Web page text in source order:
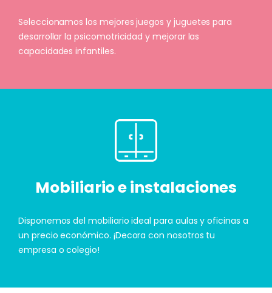
Seleccionamos los mejores juegos y juguetes para
desarrollar la psicomotricidad y mejorar las
capacidades infantiles.
Mobiliario e instalaciones
Disponemos del mobiliario ideal para aulas y oficinas a
un precio económico. ¡Decora con nosotros tu
empresa o colegio!